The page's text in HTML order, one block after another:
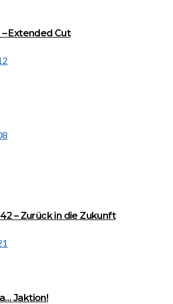
Extended Cut
– Zurück in die Zukunft
Jaktion!